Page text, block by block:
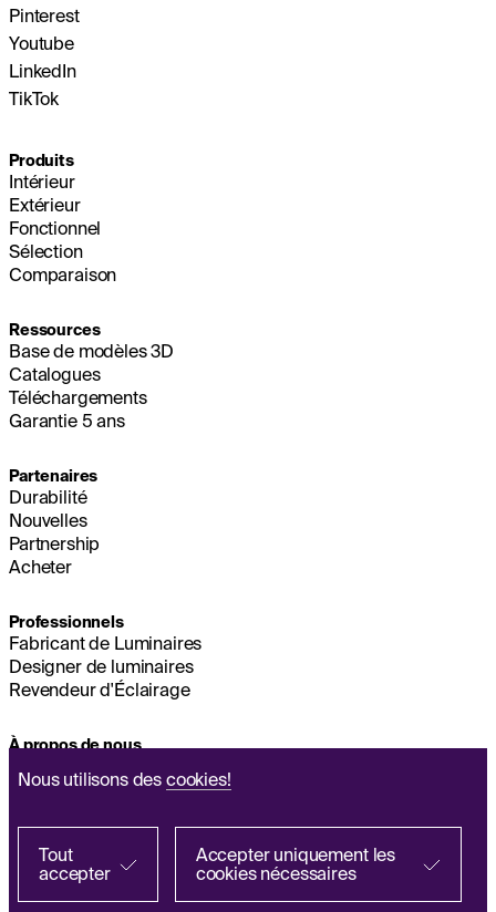
Chercher auprès d’un partenaire
Nous utilisons des cookies!
Tout
accepter
Accepter uniquement les
cookies nécessaires
Pinterest
Youtube
LinkedIn
TikTok
Produits
Intérieur
Extérieur
Fonctionnel
Sélection
Comparaison
Ressources
Base de modèles 3D
Catalogues
Téléchargements
Garantie 5 ans
Partenaires
Durabilité
Nouvelles
Partnership
Acheter
Professionnels
Fabricant de Luminaires
Designer de luminaires
Revendeur d'Éclairage
À propos de nous
Siège Social
Personnelles